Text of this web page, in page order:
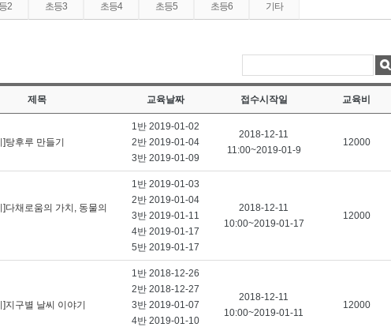
2 초등3 초등4 초등5 초등6 기타
제목 교육날짜 접수시작일 교육비
]탕후루 만들기
1반 2019-01-02
2반 2019-01-04
3반 2019-01-09
2018-12-11
11:00~2019-01-9
12000
]다채로움의 가치, 동물의
1반 2019-01-03
2반 2019-01-04
3반 2019-01-11
4반 2019-01-17
5반 2019-01-17
2018-12-11
10:00~2019-01-17
12000
]지구별 날씨 이야기
1반 2018-12-26
2반 2018-12-27
3반 2019-01-07
4반 2019-01-10
2018-12-11
10:00~2019-01-11
12000